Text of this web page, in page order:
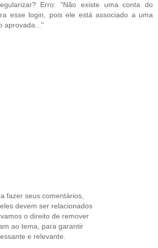
Erro: "Não existe uma conta do
esse login, pois ele está associado a uma
aprovada..."
fazer seus comentários,
devem ser relacionados
o direito de remover
ao tema, para garantir
e relevante.